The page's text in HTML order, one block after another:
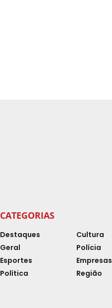
CATEGORIAS
Destaques
Geral
Esportes
Política
Cultura
Polícia
Empresas
Região